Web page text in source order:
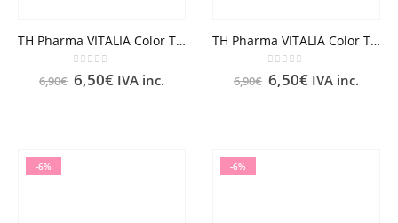
TH Pharma VITALIA Color TINTE Nº 10 RUBIO PLATINO
0out of 5
6,90€ 6,50€ IVA inc.
TH Pharma VITALIA Color TINTE Nº 3 CASTAÑO OSCURO
0out of 5
6,90€ 6,50€ IVA inc.
-6% -6%